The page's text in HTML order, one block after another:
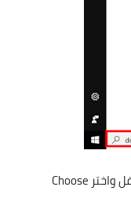
انقر فوق Default Apps settings انتقل لأسفل واختر Choose